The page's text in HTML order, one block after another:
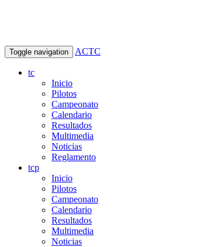
Toggle navigation ACTC
tc
Inicio
Pilotos
Campeonato
Calendario
Resultados
Multimedia
Noticias
Reglamento
tcp
Inicio
Pilotos
Campeonato
Calendario
Resultados
Multimedia
Noticias